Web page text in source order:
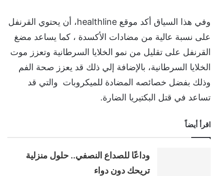
وفي هذا السياق أكد موقع healthline، أن يحتوي القرنفل
على نسبة عالية من مضادات الأكسدة ، كما يساعد مضغ
القرنفل على تقليل من نمو الخلايا السرطانية وتعزز موت
الخلايا السرطانية، بالإضافة إلي ذلك قد يعزز صحة الفم
وذلك بفضل خصائصه المضادة للميكروبات والتي قد
تساعد في قتل البكتيريا الضارة.
اقرأ أيضاً
وداعًا للصداع النصفي.. حلول منزلية
تريحك دون دواء